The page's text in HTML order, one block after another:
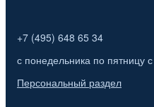
+7 (495) 648 65 34
с понедельника по пятницу
Персональный раздел